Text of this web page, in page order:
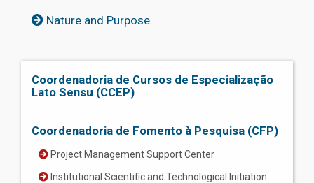
Nature and Purpose
Coordenadoria de Cursos de Especialização
Lato Sensu (CCEP)
Coordenadoria de Fomento à Pesquisa (CFP)
Project Management Support Center
Institutional Scientific and Technological Initiation